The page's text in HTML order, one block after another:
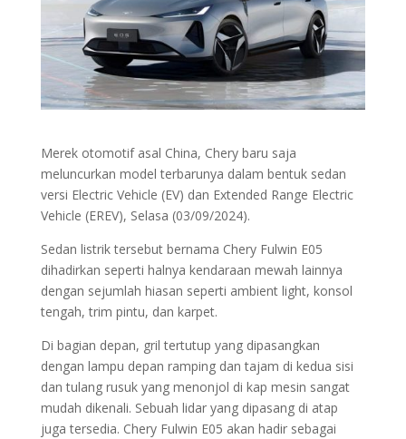
Merek otomotif asal China, Chery baru saja
meluncurkan model terbarunya dalam bentuk sedan
versi Electric Vehicle (EV) dan Extended Range Electric
Vehicle (EREV), Selasa (03/09/2024).
Sedan listrik tersebut bernama Chery Fulwin E05
dihadirkan seperti halnya kendaraan mewah lainnya
dengan sejumlah hiasan seperti ambient light, konsol
tengah, trim pintu, dan karpet.
Di bagian depan, gril tertutup yang dipasangkan
dengan lampu depan ramping dan tajam di kedua sisi
dan tulang rusuk yang menonjol di kap mesin sangat
mudah dikenali. Sebuah lidar yang dipasang di atap
juga tersedia. Chery Fulwin E05 akan hadir sebagai